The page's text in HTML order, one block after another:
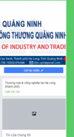
Thương
Quảng Ninh